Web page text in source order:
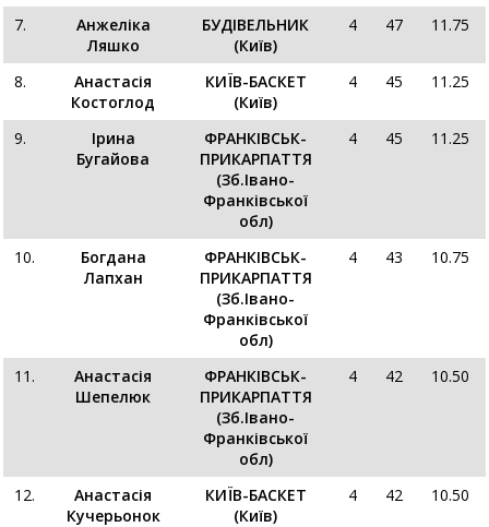
7.
Анжеліка
Ляшко
БУДІВЕЛЬНИК
(Київ)
4 47 11.75
8.
Анастасія
Костоглод
КИЇВ-БАСКЕТ
(Київ)
4 45 11.25
9.
Ірина
Бугайова
ФРАНКІВСЬК-
ПРИКАРПАТТЯ
(Зб.Івано-
Франківської
обл)
4 45 11.25
10.
Богдана
Лапхан
ФРАНКІВСЬК-
ПРИКАРПАТТЯ
(Зб.Івано-
Франківської
обл)
4 43 10.75
11.
Анастасія
Шепелюк
ФРАНКІВСЬК-
ПРИКАРПАТТЯ
(Зб.Івано-
Франківської
обл)
4 42 10.50
12.
Анастасія
Кучерьонок
КИЇВ-БАСКЕТ
(Київ)
4 42 10.50